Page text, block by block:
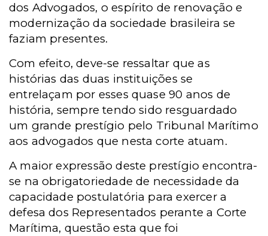
dos Advogados, o espírito de renovação e
modernização da sociedade brasileira se
faziam presentes.
Com efeito, deve-se ressaltar que as
histórias das duas instituições se
entrelaçam por esses quase 90 anos de
história, sempre tendo sido resguardado
um grande prestígio pelo Tribunal Marítimo
aos advogados que nesta corte atuam.
A maior expressão deste prestígio encontra-
se na obrigatoriedade de necessidade da
capacidade postulatória para exercer a
defesa dos Representados perante a Corte
Marítima, questão esta que foi